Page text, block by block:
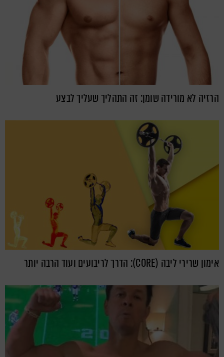
הרזיה לא מורידה שומן: זה התהליך שעליך לבצע
אימון שרירי ליבה (CORE): הדרך לריבועים ועוד הרבה יותר